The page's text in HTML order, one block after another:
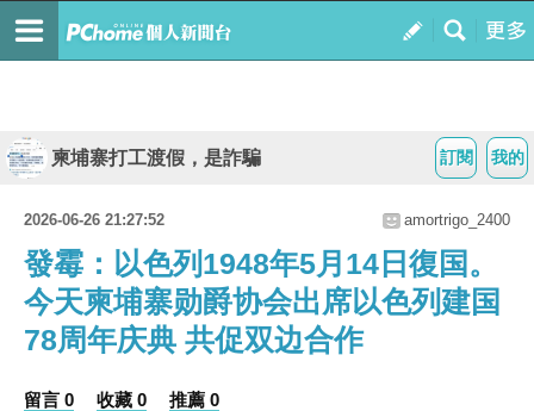
我的
訂閱
柬埔寨打工渡假，是詐騙
2026-06-26 21:27:52 amortrigo_2400
發霉：以色列1948年5月14日復国。
今天柬埔寨勋爵协会出席以色列建国
78周年庆典 共促双边合作
留言 0 收藏 0 推薦 0